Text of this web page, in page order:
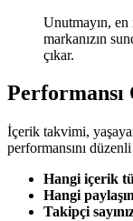
Unutmayın,
markanızın
çıkar.
İçerik takvimi,
performansını
Hangi içerik
Hangi
Takipçi